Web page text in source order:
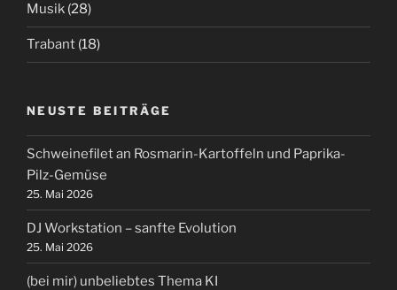
Musik (28)
Trabant (18)
NEUSTE BEITRÄGE
Schweinefilet an Rosmarin-Kartoffeln und Paprika-
Pilz-Gemüse
25. Mai 2026
DJ Workstation – sanfte Evolution
25. Mai 2026
(bei mir) unbeliebtes Thema KI